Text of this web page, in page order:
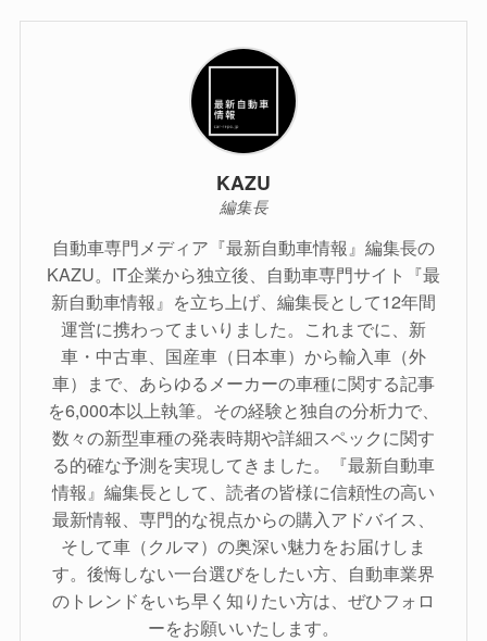
KAZU
編集長
自動車専門メディア『最新自動車情報』編集長の
KAZU。IT企業から独立後、自動車専門サイト『最
新自動車情報』を立ち上げ、編集長として12年間
運営に携わってまいりました。これまでに、新
車・中古車、国産車（日本車）から輸入車（外
車）まで、あらゆるメーカーの車種に関する記事
を6,000本以上執筆。その経験と独自の分析力で、
数々の新型車種の発表時期や詳細スペックに関す
る的確な予測を実現してきました。『最新自動車
情報』編集長として、読者の皆様に信頼性の高い
最新情報、専門的な視点からの購入アドバイス、
そして車（クルマ）の奥深い魅力をお届けしま
す。後悔しない一台選びをしたい方、自動車業界
のトレンドをいち早く知りたい方は、ぜひフォロ
ーをお願いいたします。